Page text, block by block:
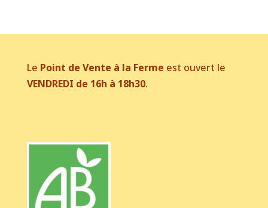
Le Point de Vente à la Ferme est ouvert le
VENDREDI de 16h à 18h30.